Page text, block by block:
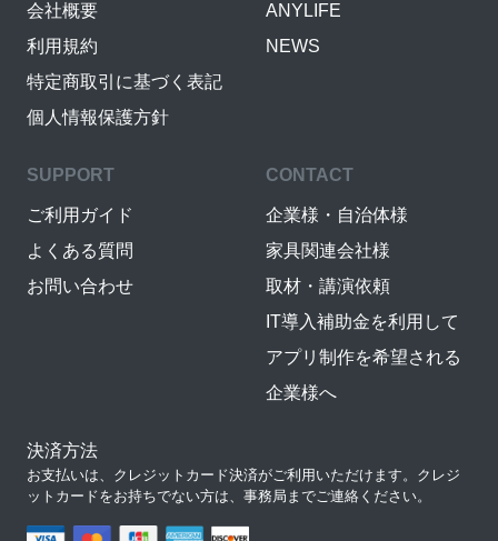
会社概要
利用規約
特定商取引に基づく表記
個人情報保護方針
ANYLIFE
NEWS
SUPPORT
ご利用ガイド
よくある質問
お問い合わせ
CONTACT
企業様・自治体様
家具関連会社様
取材・講演依頼
IT導入補助金を利用して
アプリ制作を希望される
企業様へ
決済方法
お支払いは、クレジットカード決済がご利用いただけます。クレジ
ットカードをお持ちでない方は、事務局までご連絡ください。